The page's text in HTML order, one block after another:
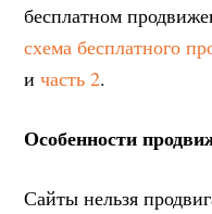
бесплатном
схема бесплатного
ичасть 2.
Особенности
Сайты нельзя